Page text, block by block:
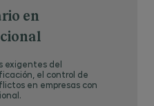
en
exigentes del
el control de
en empresas con